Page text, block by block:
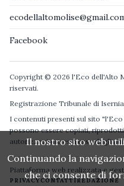
Facebook
Copyright © 2026 l'Eco dell'Alto
riservati.
Registrazione Tribunale di Isernia
I contenuti presenti sul sito
possono essere copiati,
autorizzazione espressa degli
Piattaforma web realizzata e
PRIVACYCONTATTIREDAZIONE
Il nostro sito web
Continuando la
che ci consente di